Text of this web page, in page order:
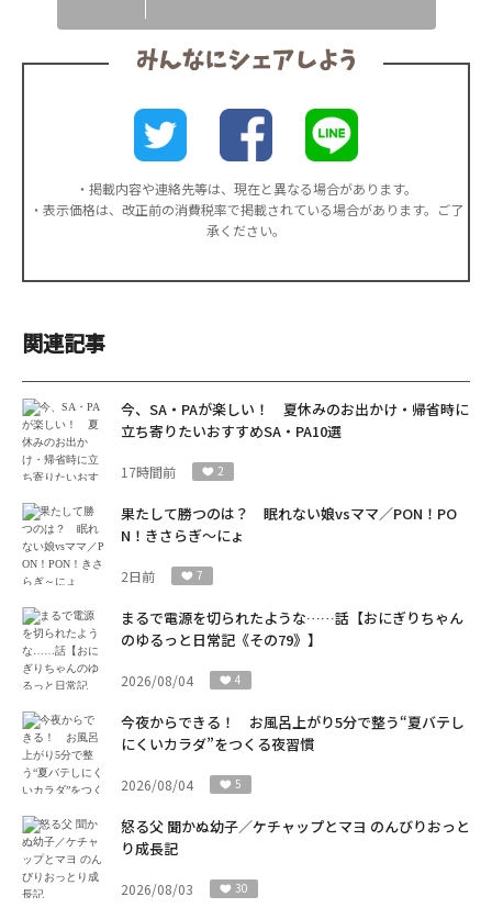
・掲載内容や連絡先等は、現在と異なる場合があります。
・表示価格は、改正前の消費税率で掲載されている場合があります。ご了
承ください。
関連記事
今、SA・PAが楽しい！ 夏休みのお出かけ・帰省時に
立ち寄りたいおすすめSA・PA10選
17時間前 2
果たして勝つのは？ 眠れない娘vsママ／PON！PO
N！きさらぎ～にょ
2日前 7
まるで電源を切られたような……話【おにぎりちゃん
のゆるっと日常記《その79》】
2026/08/04 4
今夜からできる！ お風呂上がり5分で整う“夏バテし
にくいカラダ”をつくる夜習慣
2026/08/04 5
怒る父 聞かぬ幼子／ケチャップとマヨ のんびりおっと
り成長記
2026/08/03 30